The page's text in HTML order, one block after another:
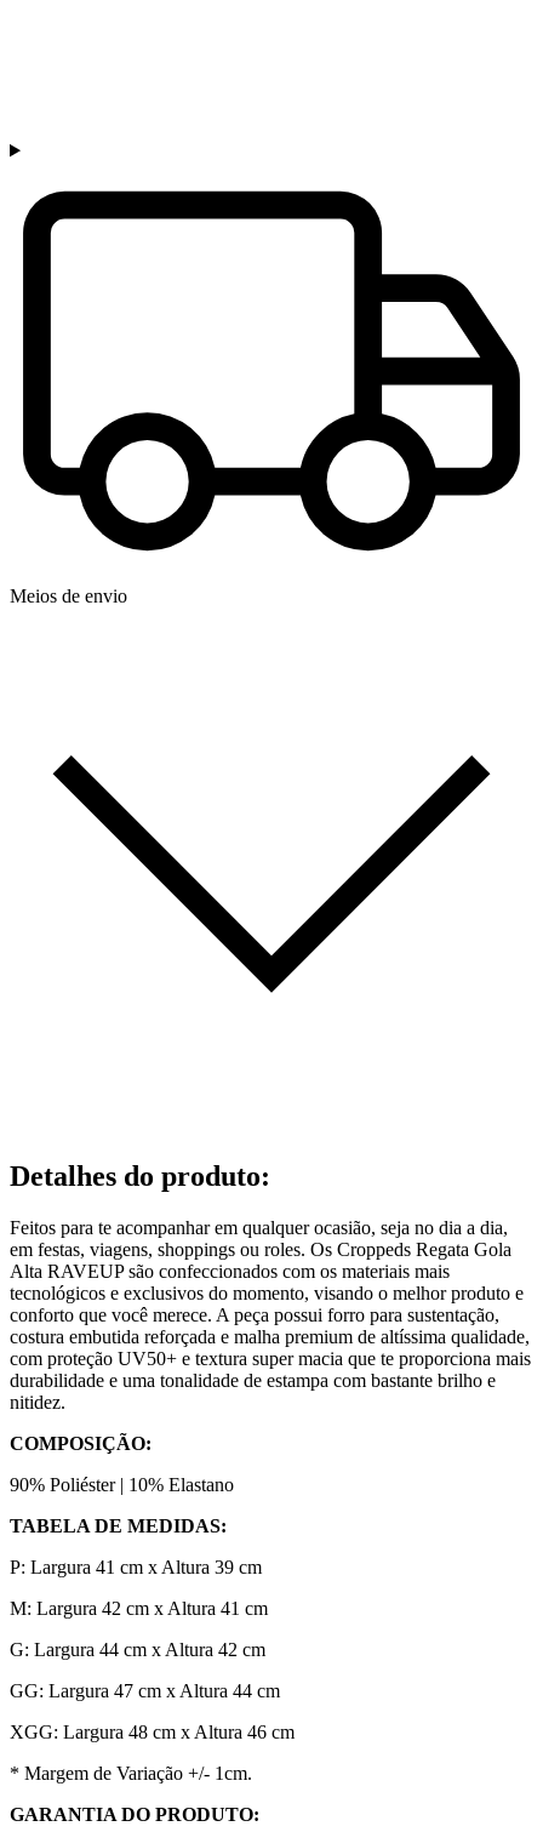
Meios de envio
Detalhes do produto:
Feitos para te acompanhar em qualquer ocasião, seja no dia a dia,
em festas, viagens, shoppings ou roles. Os Croppeds Regata Gola
Alta RAVEUP são confeccionados com os materiais mais
tecnológicos e exclusivos do momento, visando o melhor produto e
conforto que você merece. A peça possui forro para sustentação,
costura embutida reforçada e malha premium de altíssima qualidade,
com proteção UV50+ e textura super macia que te proporciona mais
durabilidade e uma tonalidade de estampa com bastante brilho e
nitidez.
COMPOSIÇÃO:
90% Poliéster | 10% Elastano
TABELA DE MEDIDAS:
P: Largura 41 cm x Altura 39 cm
M: Largura 42 cm x Altura 41 cm
G: Largura 44 cm x Altura 42 cm
GG: Largura 47 cm x Altura 44 cm
XGG: Largura 48 cm x Altura 46 cm
* Margem de Variação +/- 1cm.
GARANTIA DO PRODUTO: